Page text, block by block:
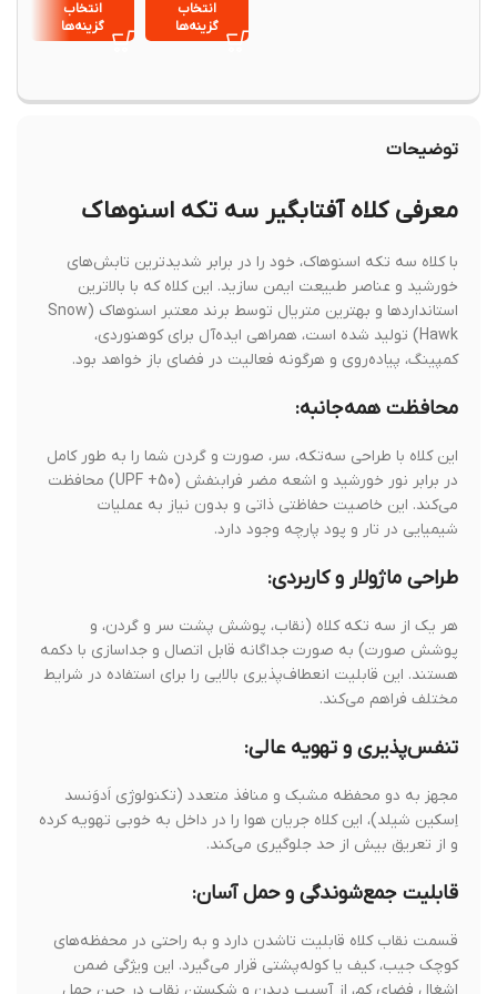
انتخاب
گزینه‌ها
انتخاب
گزینه‌ها
توضیحات
معرفی کلاه آفتابگیر سه تکه اسنوهاک
با کلاه سه تکه اسنوهاک، خود را در برابر شدیدترین تابش‌های
خورشید و عناصر طبیعت ایمن سازید. این کلاه که با بالاترین
استانداردها و بهترین متریال توسط برند معتبر اسنوهاک (Snow
Hawk) تولید شده است، همراهی ایده‌آل برای کوهنوردی،
کمپینگ، پیاده‌روی و هرگونه فعالیت در فضای باز خواهد بود.
محافظت همه‌جانبه:
این کلاه با طراحی سه‌تکه، سر، صورت و گردن شما را به طور کامل
در برابر نور خورشید و اشعه مضر فرابنفش (UPF +50) محافظت
می‌کند. این خاصیت حفاظتی ذاتی و بدون نیاز به عملیات
شیمیایی در تار و پود پارچه وجود دارد.
طراحی ماژولار و کاربردی:
هر یک از سه تکه کلاه (نقاب، پوشش پشت سر و گردن، و
پوشش صورت) به صورت جداگانه قابل اتصال و جداسازی با دکمه
هستند. این قابلیت انعطاف‌پذیری بالایی را برای استفاده در شرایط
مختلف فراهم می‌کند.
تنفس‌پذیری و تهویه عالی:
مجهز به دو محفظه مشبک و منافذ متعدد (تکنولوژی اَدوَنسد
اِسکین شیلد)، این کلاه جریان هوا را در داخل به خوبی تهویه کرده
و از تعریق بیش از حد جلوگیری می‌کند.
قابلیت جمع‌شوندگی و حمل آسان:
قسمت نقاب کلاه قابلیت تاشدن دارد و به راحتی در محفظه‌های
کوچک جیب، کیف یا کوله‌پشتی قرار می‌گیرد. این ویژگی ضمن